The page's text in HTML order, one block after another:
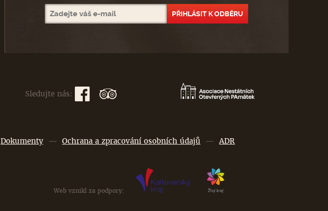
Sledujte nás:
Dokumenty — Ochrana a zpracování osobních údajů — ADR
Web vznikl za podpory: